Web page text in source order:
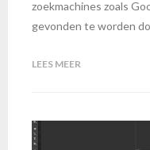
zoekmachines zoals
gevonden te worden
LEES MEER